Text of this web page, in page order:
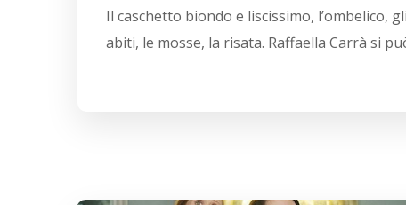
Il caschetto biondo e liscissimo, l’ombelico, gli
abiti, le mosse, la risata. Raffaella Carrà si